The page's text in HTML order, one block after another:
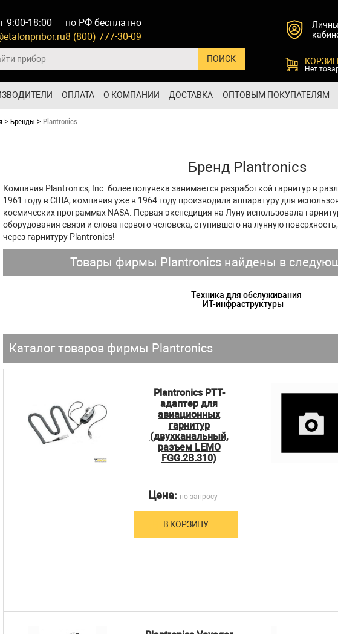
9:00-18:00
по РФ бесплатно
8 (800) 777-30-09
Нет
ОПЛАТА О КОМПАНИИ ДОСТАВКА ОПТОВЫМ ПОКУПАТЕЛЯМ
>Бренды > Plantronics
Бренд Plantronics
Компания Plantronics, Inc. более полувека занимается разработкой гарнитур в
1961 году в США, компания уже в 1964 году производила аппаратуру для
космических программах NASA. Первая экспедиция на Луну использовала
оборудования связи и слова первого человека, ступившего на лунную
через гарнитуру Plantronics!
Товары фирмы Plantronics найдены в
Техника для обслуживания
ИТ-инфраструктуры
Каталог товаров фирмы Plantronics
Plantronics PTT-
адаптер для
авиационных
гарнитур
(двухканальный,
разъем LEMO
FGG.2B.310)
Цена: по запросу
В КОРЗИНУ